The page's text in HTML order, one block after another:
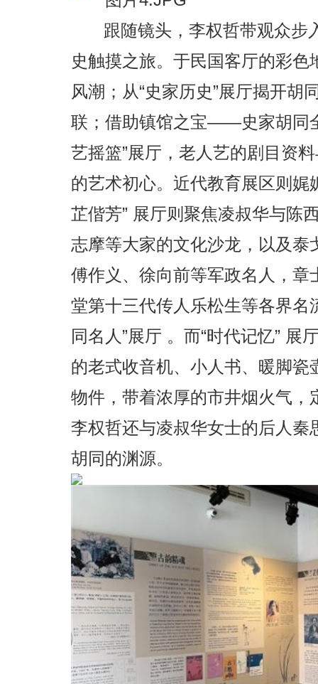
跟随镜头，李权哲带观众步
史触摸之旅。于民国客厅的彩
风潮；从“史家历史”展厅揭开胡
联；借助镇馆之宝——史家胡同
艺摇篮”展厅，老人艺的剧目资
的艺术初心。近代教育展区则娓
芷偕芳” 展厅则聚焦凌叔华与陈
志摩等大家的文化沙龙，以及
傅作义、徐向前等军政名人，
堂第十三代传人乐松生等各界名
同名人”展厅 。而“时代记忆” 展
的老式收音机、小人书、暖脚
物件，带着浓厚的市井烟火气
李权哲还与凌叔华女士的后人
胡同的渊源。